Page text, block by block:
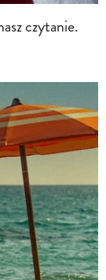
czytanie.